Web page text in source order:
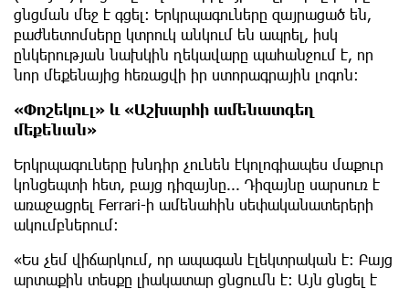
ցնցման մեջ է գցել: Երկրպագուները զայրացած են,
բաժնետոմսերը կտրուկ անկում են ապրել, իսկ
ընկերության նախկին ղեկավարը պահանջում է, որ
նոր մեքենայից հեռացվի իր ստորագրային լոգոն։
«Փոշեկուլ» և «Աշխարհի ամենատգեղ
մեքենան»
Երկրպագուները խնդիր չունեն էկոլոգիապես մաքուր
կոնցեպտի հետ, բայց դիզայնը... Դիզայնը սարսուռ է
առաջացրել Ferrari-ի ամենահին սեփականատերերի
ակումբներում։
«Ես չեմ վիճարկում, որ ապագան էլեկտրական է։ Բայց
արտաքին տեսքը լիակատար ցնցումն է։ Այն ցնցել է